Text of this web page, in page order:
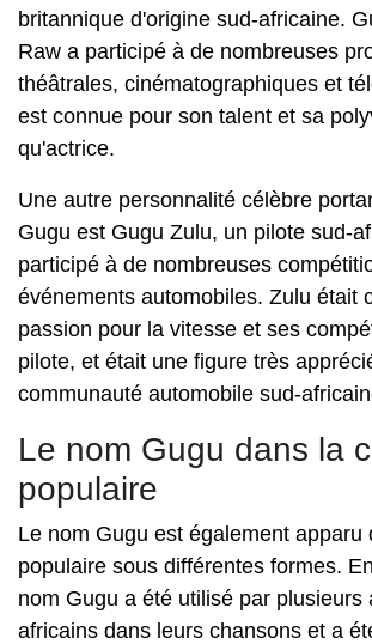
britannique d'origine sud-africaine.
Raw a participé à de nombreuses
théâtrales, cinématographiques et
est connue pour son talent et sa
qu'actrice.
Une autre personnalité célèbre
Gugu est Gugu Zulu, un pilote sud-
participé à de nombreuses
événements automobiles. Zulu était
passion pour la vitesse et ses
pilote, et était une figure très
communauté automobile sud-
Le nom Gugu dans la
populaire
Le nom Gugu est également apparu
populaire sous différentes formes.
nom Gugu a été utilisé par plusieurs
africains dans leurs chansons et a